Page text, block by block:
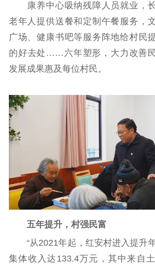
康养中心吸纳残障人员就业，
老年人提供送餐和定制午餐服务，
广场、健康书吧等服务阵地给村民
的好去处……六年塑形，大力改善
发展成果惠及每位村民。
五年提升，村强民富
“从2021年起，红安村进入提升
集体收入达133.4万元，其中来自